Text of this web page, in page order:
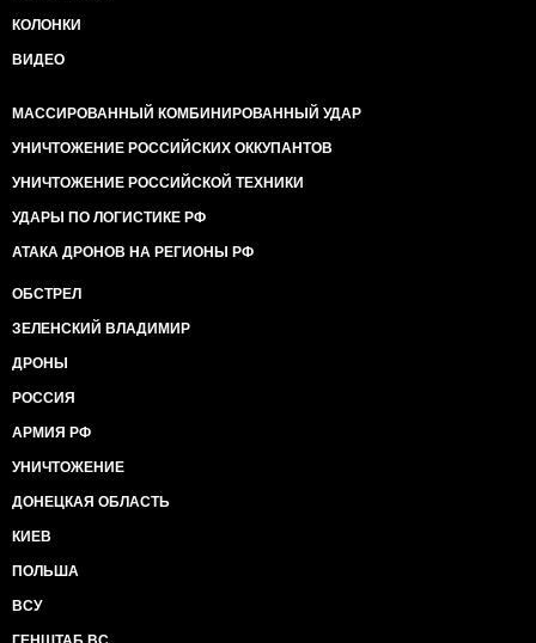
КОЛОНКИ
ВИДЕО
МАССИРОВАННЫЙ КОМБИНИРОВАННЫЙ УДАР
УНИЧТОЖЕНИЕ РОССИЙСКИХ ОККУПАНТОВ
УНИЧТОЖЕНИЕ РОССИЙСКОЙ ТЕХНИКИ
УДАРЫ ПО ЛОГИСТИКЕ РФ
АТАКА ДРОНОВ НА РЕГИОНЫ РФ
ОБСТРЕЛ
ЗЕЛЕНСКИЙ ВЛАДИМИР
ДРОНЫ
РОССИЯ
АРМИЯ РФ
УНИЧТОЖЕНИЕ
ДОНЕЦКАЯ ОБЛАСТЬ
КИЕВ
ПОЛЬША
ВСУ